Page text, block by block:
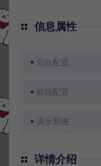
信息属性
后台配置
前端配置
演示系统
详情介绍